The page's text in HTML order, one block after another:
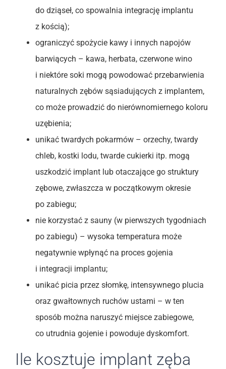
do dziąseł, co spowalnia integrację implantu
z kością);
ograniczyć spożycie kawy i innych napojów
barwiących – kawa, herbata, czerwone wino
i niektóre soki mogą powodować przebarwienia
naturalnych zębów sąsiadujących z implantem,
co może prowadzić do nierównomiernego koloru
uzębienia;
unikać twardych pokarmów – orzechy, twardy
chleb, kostki lodu, twarde cukierki itp. mogą
uszkodzić implant lub otaczające go struktury
zębowe, zwłaszcza w początkowym okresie
po zabiegu;
nie korzystać z sauny (w pierwszych tygodniach
po zabiegu) – wysoka temperatura może
negatywnie wpłynąć na proces gojenia
i integracji implantu;
unikać picia przez słomkę, intensywnego plucia
oraz gwałtownych ruchów ustami – w ten
sposób można naruszyć miejsce zabiegowe,
co utrudnia gojenie i powoduje dyskomfort.
Ile kosztuje implant zęba